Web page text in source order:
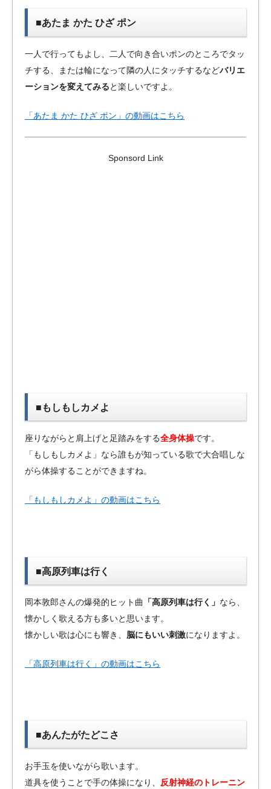
■あたま かた ひざ ポン
一人で行ってもよし、二人で向き合いポンのところでタッ
チする、または輪になって隣の人にタッチするなどバリエ
ーションを変えてみると楽しいですよ。
「あたま かた ひざ ポン」の動画はこちら
Sponsord Link
■もしもしカメよ
座りながらと肩上げと足踏みをする全身体操です。
「もしもしカメよ」なら誰もが知っている歌で大合唱しな
がら体操することができますね。
「もしもしカメよ」の動画はこちら
■高原列車は行く
岡本敦郎さんの爆発的ヒット曲 「高原列車は行く」 なら、
懐かしく歌える方も多いと思います。
懐かしい歌は心にも響き、 脳にもいい刺激になりますよ。
「高原列車は行く」の動画はこちら
■あんたがたどこさ
お手玉を使いながら歌います。
道具を使うことで手の体操になり、
反射神経のトレーニン